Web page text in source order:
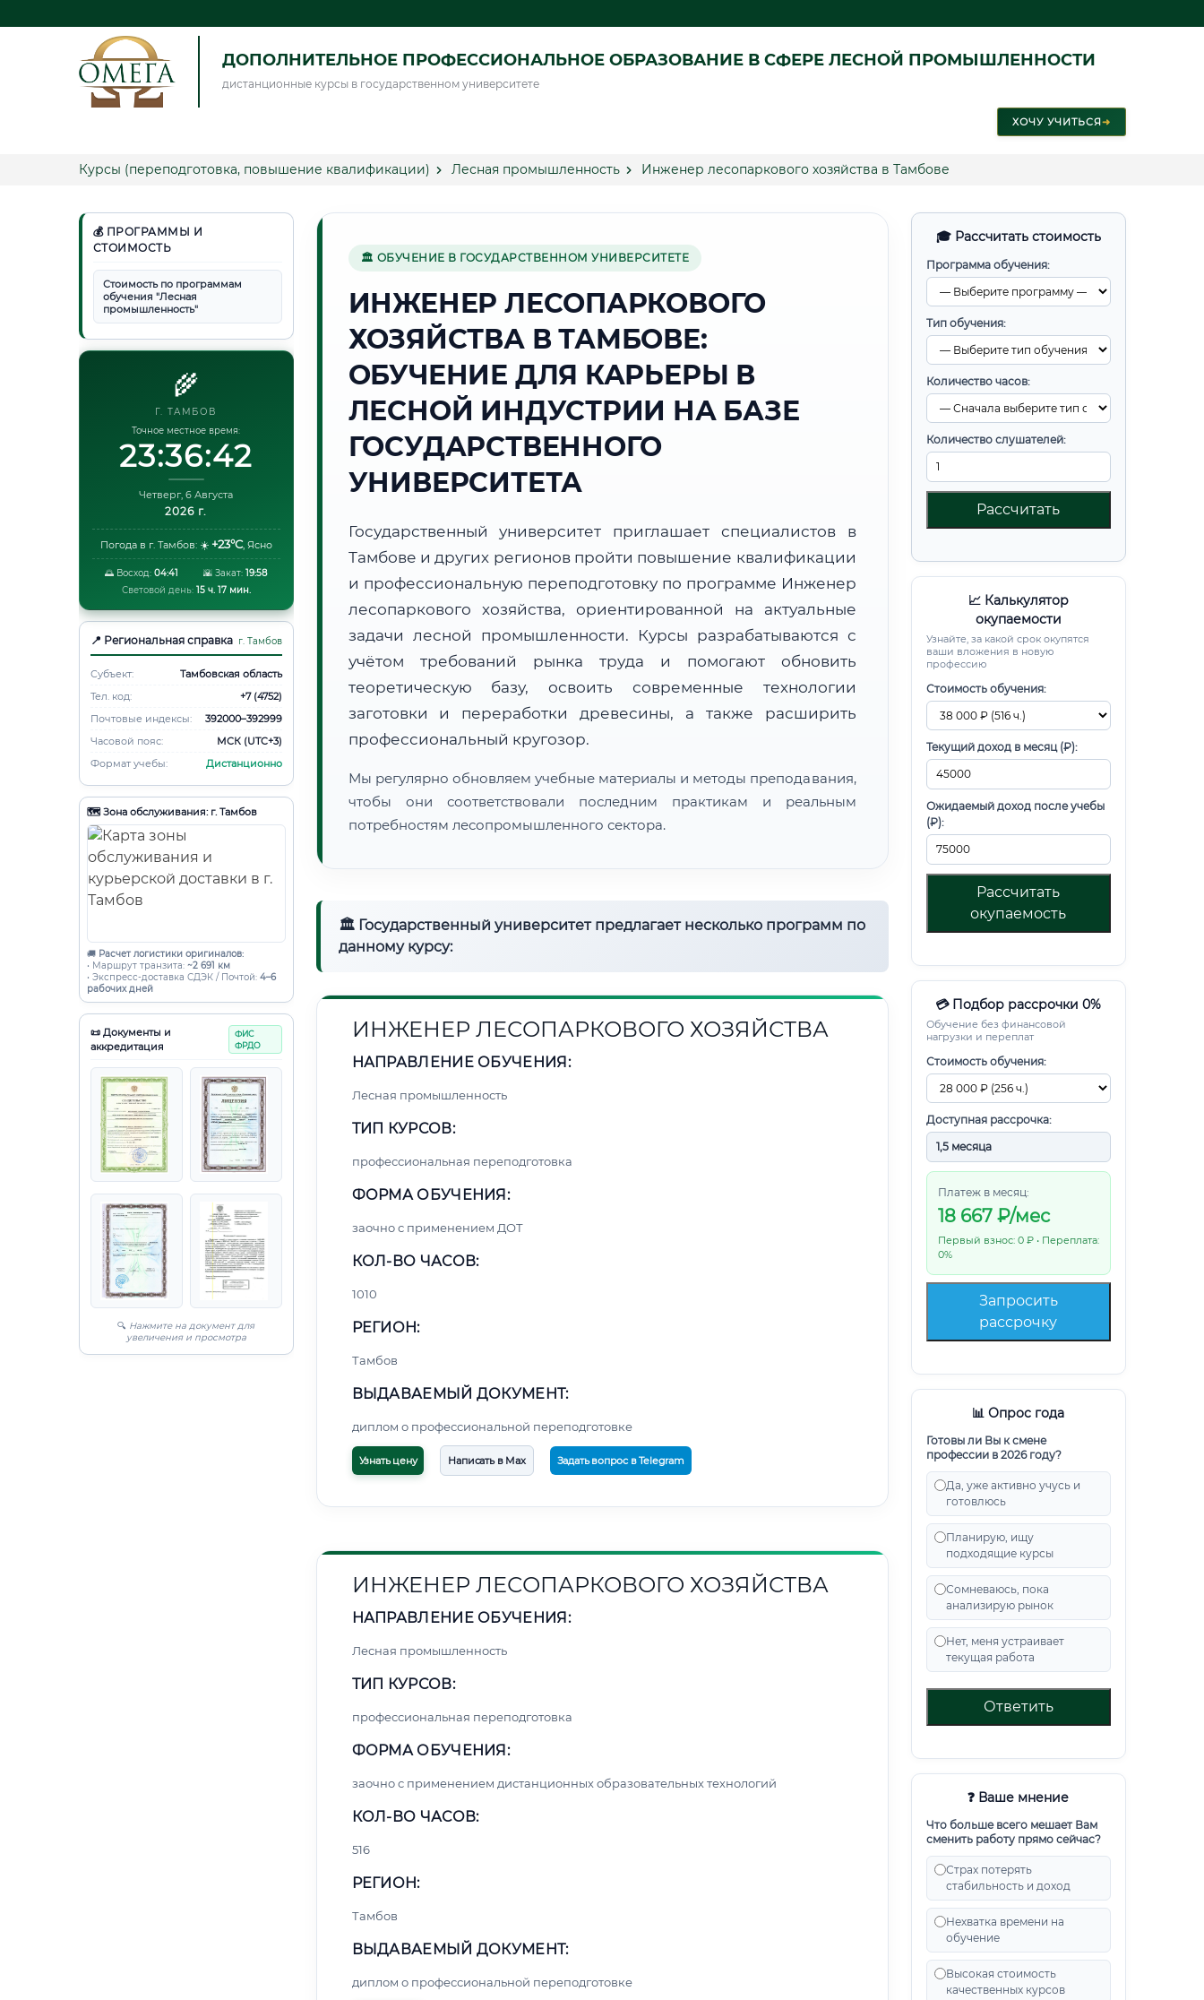
ДОПОЛНИТЕЛЬНОЕ ПРОФЕССИОНАЛЬНОЕ ОБРАЗОВАНИЕ В СФЕРЕ ЛЕСНОЙ ПРОМЫШЛЕННОСТИ
дистанционные курсы в государственном университете
ХОЧУ УЧИТЬСЯ➜
Курсы (переподготовка, повышение квалификации) Лесная промышленность Инженер лесопаркового хозяйства в Тамбове
💰 ПРОГРАММЫ И
СТОИМОСТЬ
Стоимость по программам
обучения "Лесная
промышленность"
🌾
Г. ТАМБОВ
Точное местное время:
23:36:43
Четверг, 6 Августа
2026 г.
Погода в г. Тамбов: ☀️ +23°C, Ясно
🌅 Восход: 04:41 🌇 Закат:19:58
Световой день: 15 ч. 17 мин.
📍 Региональная справка г. Тамбов
Субъект:
Тамбовская область
Тел. код:
+7 (4752)
Почтовые индексы:
392000–392999
Часовой пояс:
МСК (UTC+3)
Формат учебы:
Дистанционно
🗺️ Зона обслуживания: г. Тамбов
🚚 Расчет логистики оригиналов:
• Маршрут транзита: ~2 691 км
• Экспресс-доставка СДЭК / Почтой: 4–6
рабочих дней
📜 Документы и
аккредитация
ФИС
ФРДО
🔍 Нажмите на документ для
увеличения и просмотра
🎓 Рассчитать стоимость
Программа обучения:
Тип обучения:
Количество часов:
Количество слушателей:
Рассчитать
📈 Калькулятор
окупаемости
Узнайте, за какой срок окупятся
ваши вложения в новую
профессию
Стоимость обучения:
Текущий доход в месяц (₽):
Ожидаемый доход после учебы
(₽):
Рассчитать
окупаемость
💳 Подбор рассрочки 0%
Обучение без финансовой
нагрузки и переплат
Стоимость обучения:
Доступная рассрочка:
Платеж в месяц:
18 667₽/мес
Первый взнос: 0 ₽ • Переплата:
0%
Запросить
рассрочку
📊 Опрос года
Готовы ли Вы к смене
профессии в 2026 году?
Да, уже активно учусь и
готовлюсь
Планирую, ищу
подходящие курсы
Сомневаюсь, пока
анализирую рынок
Нет, меня устраивает
текущая работа
Ответить
❓ Ваше мнение
Что больше всего мешает Вам
сменить работу прямо сейчас?
Страх потерять
стабильность и доход
Нехватка времени на
обучение
Высокая стоимость
качественных курсов
🏛 ОБУЧЕНИЕ В ГОСУДАРСТВЕННОМ УНИВЕРСИТЕТЕ
ИНЖЕНЕР ЛЕСОПАРКОВОГО
ХОЗЯЙСТВА В ТАМБОВЕ:
ОБУЧЕНИЕ ДЛЯ КАРЬЕРЫ В
ЛЕСНОЙ ИНДУСТРИИ НА БАЗЕ
ГОСУДАРСТВЕННОГО
УНИВЕРСИТЕТА
Государственный университет приглашает специалистов в
Тамбове и других регионов пройти повышение квалификации
и профессиональную переподготовку по программе Инженер
лесопаркового хозяйства, ориентированной на актуальные
задачи лесной промышленности. Курсы разрабатываются с
учётом требований рынка труда и помогают обновить
теоретическую базу, освоить современные технологии
заготовки и переработки древесины, а также расширить
профессиональный кругозор.
Мы регулярно обновляем учебные материалы и методы преподавания,
чтобы они соответствовали последним практикам и реальным
потребностям лесопромышленного сектора.
🏛 Государственный университет предлагает несколько программ по
данному курсу:
ИНЖЕНЕР ЛЕСОПАРКОВОГО ХОЗЯЙСТВА
НАПРАВЛЕНИЕ ОБУЧЕНИЯ:
Лесная промышленность
ТИП КУРСОВ:
профессиональная переподготовка
ФОРМА ОБУЧЕНИЯ:
заочно с применением ДОТ
КОЛ-ВО ЧАСОВ:
1010
РЕГИОН:
Тамбов
ВЫДАВАЕМЫЙ ДОКУМЕНТ:
диплом о профессиональной переподготовке
Узнать цену Написать в Max Задать вопрос в Telegram
ИНЖЕНЕР ЛЕСОПАРКОВОГО ХОЗЯЙСТВА
НАПРАВЛЕНИЕ ОБУЧЕНИЯ:
Лесная промышленность
ТИП КУРСОВ:
профессиональная переподготовка
ФОРМА ОБУЧЕНИЯ:
заочно с применением дистанционных образовательных технологий
КОЛ-ВО ЧАСОВ:
516
РЕГИОН:
Тамбов
ВЫДАВАЕМЫЙ ДОКУМЕНТ:
диплом о профессиональной переподготовке